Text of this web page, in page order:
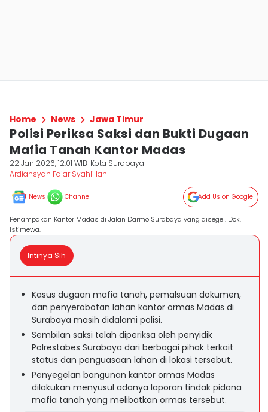
Home News Jawa Timur
Polisi Periksa Saksi dan Bukti Dugaan
Mafia Tanah Kantor Madas
22 Jan 2026, 12:01 WIB Kota Surabaya
Ardiansyah Fajar Syahlillah
News Channel Add Us on Google
Penampakan Kantor Madas di Jalan Darmo Surabaya yang disegel. Dok.
Istimewa.
Intinya Sih
Kasus dugaan mafia tanah, pemalsuan dokumen,
dan penyerobotan lahan kantor ormas Madas di
Surabaya masih didalami polisi.
Sembilan saksi telah diperiksa oleh penyidik
Polrestabes Surabaya dari berbagai pihak terkait
status dan penguasaan lahan di lokasi tersebut.
Penyegelan bangunan kantor ormas Madas
dilakukan menyusul adanya laporan tindak pidana
mafia tanah yang melibatkan ormas tersebut.